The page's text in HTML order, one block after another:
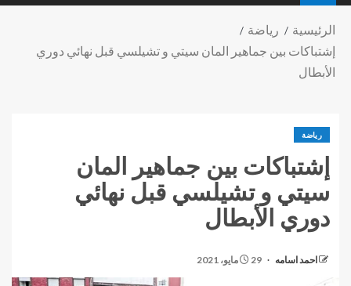
الرئيسية
رياضة
إشتباكات بين جماهير المان سيتي و تشيلسي قبل نهائي دوري
الأبطال
رياضة
إشتباكات بين جماهير المان
سيتي و تشيلسي قبل نهائي
دوري الأبطال
احمد اسامه 29 مايو، 2021